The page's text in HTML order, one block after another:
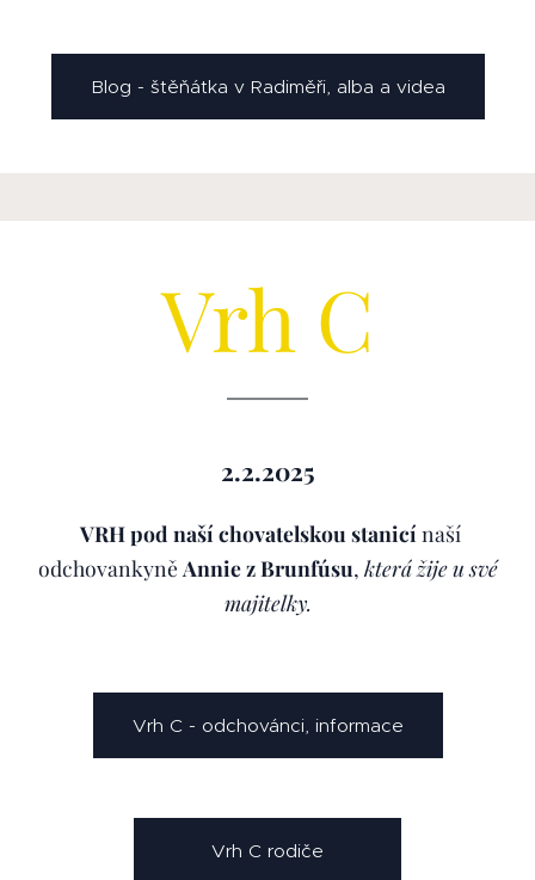
Blog - štěňátka v Radiměři, alba a videa
Vrh C
2.2.2025
VRH pod naší chovatelskou stanicí naší
odchovankyně Annie z Brunfúsu, která žije u své
majitelky.
Vrh C - odchovánci, informace
Vrh C rodiče